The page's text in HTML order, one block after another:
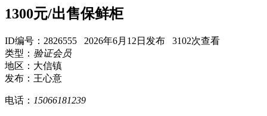
1300元/出售保鲜柜
ID编号：2826555 2026年6月12日发布 3102次查看
类型： 验证会员
地区：大信镇
发布：王心意
电话： 15066181239